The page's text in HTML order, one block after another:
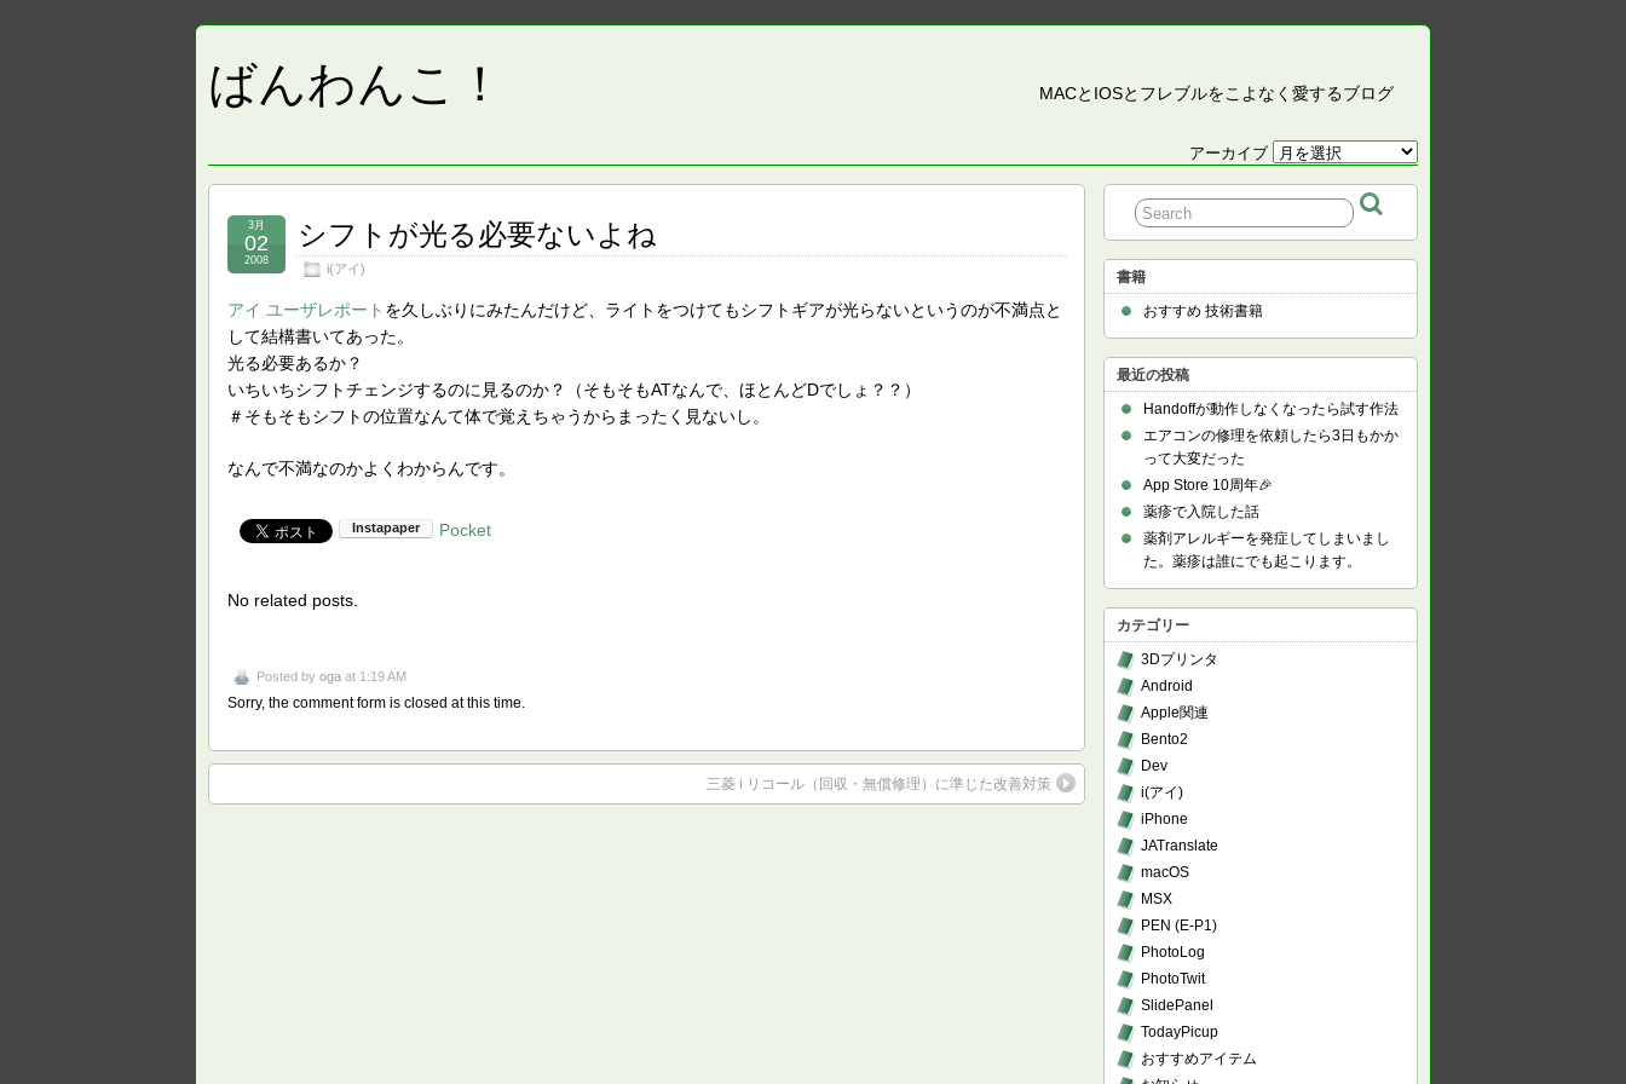
ばんわんこ！ MACとIOSとフレブルをこよなく愛するブログ
アーカイブ
カ
ブ
シフトが光る必要ないよね
i(アイ)
3月
02
2008
アイ ユーザレポート を久しぶりにみたんだけど、ライトをつけてもシフトギアが光らないというのが不満点と
して結構書いてあった。
光る必要あるか？
いちいちシフトチェンジするのに見るのか？（そもそもATなんで、ほとんどDでしょ？？）
＃そもそもシフトの位置なんて体で覚えちゃうからまったく見ないし。
なんで不満なのかよくわからんです。
Pocket
No related posts.
Posted by oga at 1:19 AM
Sorry, the comment form is closed at this time.
三菱 i リコール（回収・無償修理）に準じた改善対策
書籍
おすすめ 技術書籍
最近の投稿
Handoffが動作しなくなったら試す作法
エアコンの修理を依頼したら3日もかか
って大変だった
App Store 10周年🎉
薬疹で入院した話
薬剤アレルギーを発症してしまいまし
た。薬疹は誰にでも起こります。
カテゴリー
3Dプリンタ
Android
Apple関連
Bento2
Dev
i(アイ)
iPhone
JATranslate
macOS
MSX
PEN (E-P1)
PhotoLog
PhotoTwit
SlidePanel
TodayPicup
おすすめアイテム